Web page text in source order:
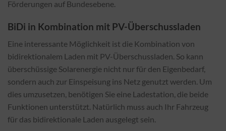
Förderungen auf Bundesebene.
BiDi in Kombination mit PV-Überschussladen
Eine interessante Möglichkeit ist die Kombination von
bidirektionalem Laden mit PV-Überschussladen. So kann
überschüssige Solarenergie nicht nur für den Eigenbedarf,
sondern auch zur Einspeisung ins Netz genutzt werden. Um
dies umzusetzen, benötigen Sie eine Ladestation, die beide
Funktionen unterstützt. Natürlich muss auch Ihr Fahrzeug
für das bidirektionale Laden ausgelegt sein.